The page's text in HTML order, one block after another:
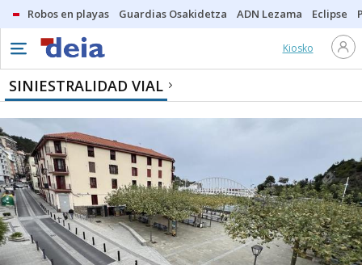
Robos en playas Guardias Osakidetza ADN Lezama Eclipse
Kiosko
SINIESTRALIDAD VIAL